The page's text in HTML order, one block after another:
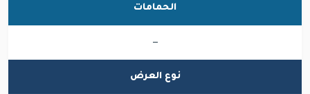
الحمامات
—
نوع العرض